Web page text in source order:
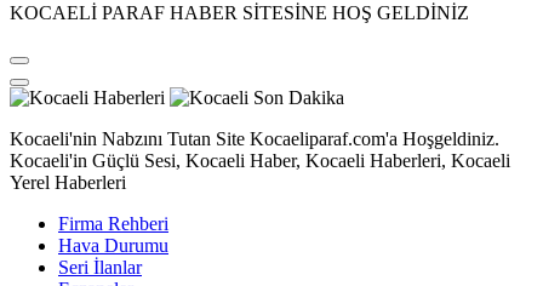
KOCAELİ PARAF HABER SİTESİNE HOŞ GELDİNİZ
Kocaeli'nin Nabzını Tutan Site Kocaeliparaf.com'a Hoşgeldiniz.
Kocaeli'in Güçlü Sesi, Kocaeli Haber, Kocaeli Haberleri, Kocaeli
Yerel Haberleri
Firma Rehberi
Hava Durumu
Seri İlanlar